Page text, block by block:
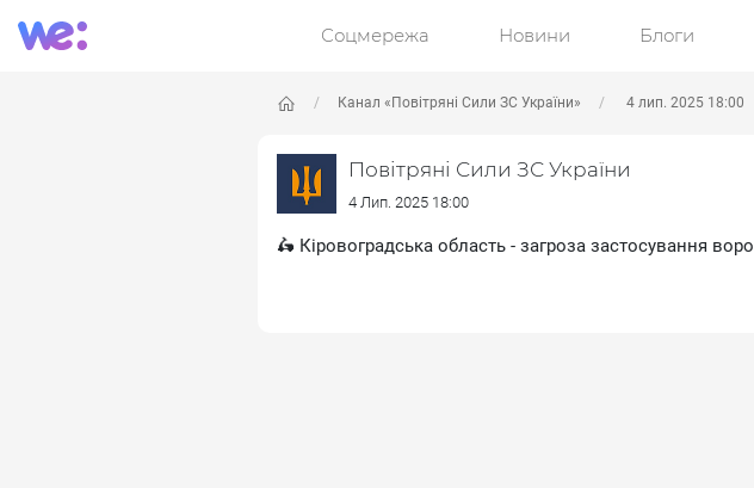
Соцмережа Новини Блоги
Канал «Повітряні Сили ЗС України» 4 лип. 2025 18:00
Повітряні Сили ЗС України
4 Лип. 2025 18:00
🛵 Кіровоградська область - загроза застосування